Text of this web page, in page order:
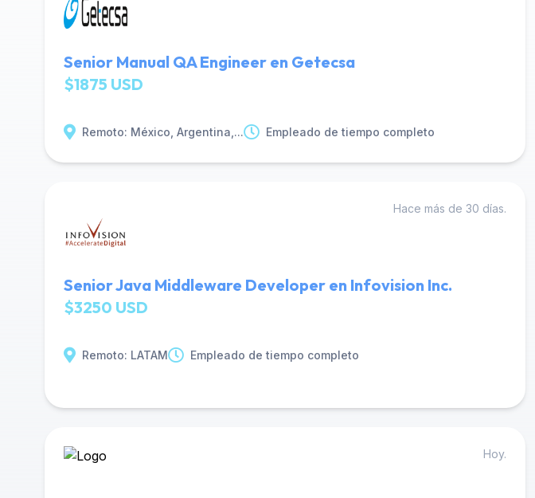
Senior Manual QA Engineer en Getecsa
$1875 USD
Remoto: México, Argentina,... Empleado de tiempo completo
Hace más de 30 días.
Senior Java Middleware Developer en Infovision Inc.
$3250 USD
Remoto: LATAM Empleado de tiempo completo
Hoy.